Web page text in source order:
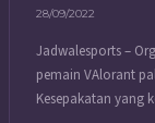
28/09/2022
Jadwalesports –
pemain VAlorant
Kesepakatan yang